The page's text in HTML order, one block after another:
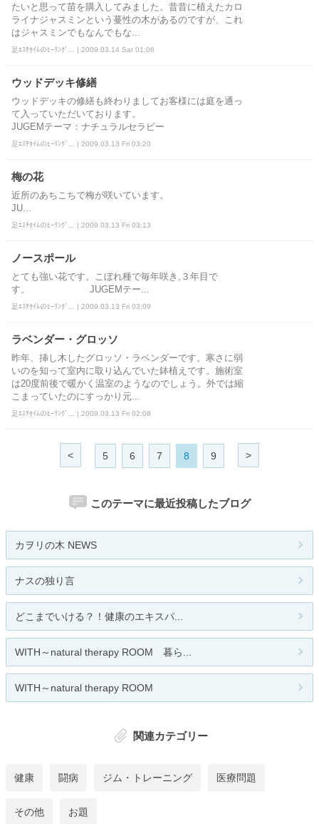
たいと思って苗を購入してみました。昔昔に植えたカロ
ライナジャスミンという蔓性の木があるのですが、これ
はジャスミンでもなんでもな...
足ｴｽﾃﾀｲﾑのﾋｰﾘﾝｸﾞ... | 2009.03.14 Sat 01:06
ウッドデッキ修繕
ウッドデッキの修繕も終わりましてお客様には庭を通っ
て入っていただいております。
JUGEMテーマ：ナチュラルセラピー
足ｴｽﾃﾀｲﾑのﾋｰﾘﾝｸﾞ... | 2009.03.13 Fri 03:20
梅の花
近所のあちこちで梅が咲いています。
JU...
足ｴｽﾃﾀｲﾑのﾋｰﾘﾝｸﾞ... | 2009.03.13 Fri 03:13
ノースポール
とても強い花です。こぼれ種で毎年咲き,３年目で
す。 JUGEMテー...
足ｴｽﾃﾀｲﾑのﾋｰﾘﾝｸﾞ... | 2009.03.13 Fri 03:09
ラベンダー・グロッソ
昨年、挿し木したグロッソ・ラベンダーです。寒さに弱
いのを知って室内に取り込んでいた鉢植えです。施術室
は20度前後で暖かく温室のようなのでしょう。外では縮
こまっていたのにすっかり元...
足ｴｽﾃﾀｲﾑのﾋｰﾘﾝｸﾞ... | 2009.03.13 Fri 02:08
< 5 6 7 8 9 >
このテーマに最近投稿したブログ
カヲリの木 NEWS
ナスの独り言
どこまでいける？！健康のエキスパ...
WITH～natural therapy ROOM 暮ら...
WITH～natural therapy ROOM
関連カテゴリー
健康 闘病 ジム・トレーニング 医療問題
その他 お題